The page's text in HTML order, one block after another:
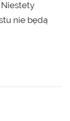
Niestety
nie będą